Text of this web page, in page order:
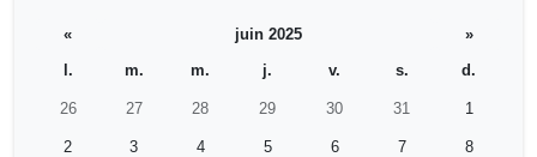
« juin 2025
»
l.
m. m. j. v. s. d.
26 27 28 29 30 31 1
2 3 4 5 6 7 8